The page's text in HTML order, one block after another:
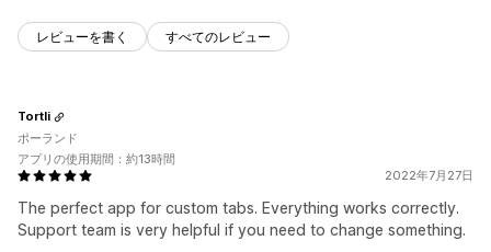
レビューを書く すべてのレビュー
2022年7月27日
The perfect app for custom tabs. Everything works correctly.
Support team is very helpful if you need to change something.
Tortli
ポーランド
アプリの使用期間：約13時間